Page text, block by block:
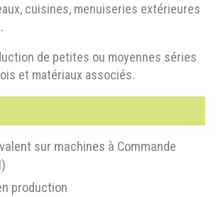
cuisines, menuiseries extérieures
de petites ou moyennes séries
et matériaux associés.
sur machines à Commande
production